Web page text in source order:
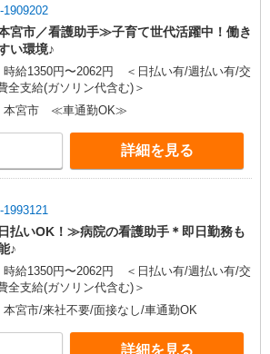
宮市／看護助手≫子育て世代活躍中！働き
い環境♪
時給1350円〜2062円 ＜日払い有/週払い有/交
全支給(ガソリン代含む)＞
本宮市 ≪車通勤OK≫
詳細を見る
払いOK！≫病院の看護助手＊即日勤務も
♪
時給1350円〜2062円 ＜日払い有/週払い有/交
全支給(ガソリン代含む)＞
本宮市/来社不要/面接なし/車通勤OK
詳細を見る